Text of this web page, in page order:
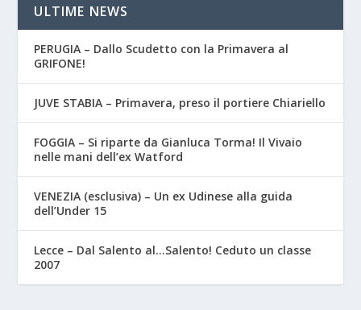
ULTIME NEWS
PERUGIA – Dallo Scudetto con la Primavera al
GRIFONE!
JUVE STABIA – Primavera, preso il portiere Chiariello
FOGGIA – Si riparte da Gianluca Torma! Il Vivaio
nelle mani dell’ex Watford
VENEZIA (esclusiva) – Un ex Udinese alla guida
dell’Under 15
Lecce – Dal Salento al…Salento! Ceduto un classe
2007